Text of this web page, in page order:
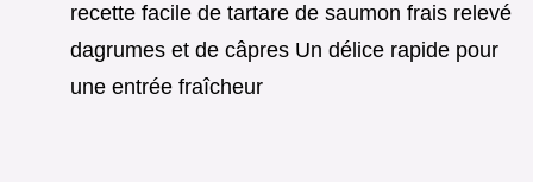
recette facile de tartare de saumon frais relevé
dagrumes et de câpres Un délice rapide pour
une entrée fraîcheur